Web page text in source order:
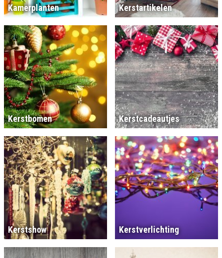
Kamerplanten Kerstartikelen
Kerstbomen Kerstcadeautjes
Kerstshow Kerstverlichting